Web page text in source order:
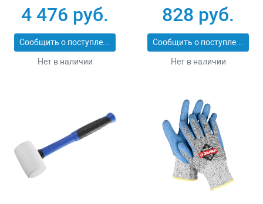
Stayer PROFI 3318-60
4 476 руб.
Сообщить о поступлении
Нет в наличии
828 руб.
Сообщить о поступлении
Нет в наличии